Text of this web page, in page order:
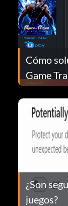
Cómo
Game
¿Son
juegos?